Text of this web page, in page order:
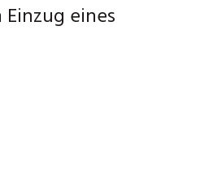
eines